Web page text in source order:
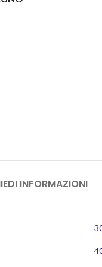
INFORMAZIONI